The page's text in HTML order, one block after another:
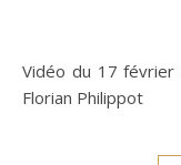
Vidéo du 17 février 2026 (durée 15 min) : Source : YT de
Florian Philippot